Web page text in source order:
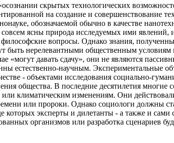
скрытых технологических
на создание и совершенствование
обозначаемой обычно в качестве
ясны природа исследуемых ими явлений,
вопросы. Однако знания,
быть нерелевантными общественным
«могут давать сдачу», они не являются
естественно-научным. Экспериментальные
- объектами исследования социально-
общества. В последние десятилетия
климатическим изменениям. Они
или пророки. Однако социологи должны
эксперты и дилетанты - а также и
организмов или разработка сценариев